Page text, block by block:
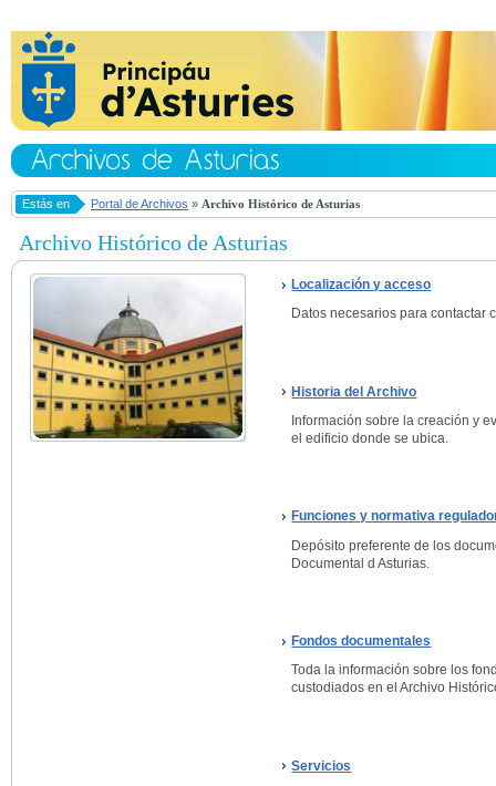
Estás en Portal de Archivos » Archivo Histórico de Asturias
Archivo Histórico de Asturias
Localización y acceso
Datos necesarios para contactar
Historia del Archivo
Información sobre la creación y
el edificio donde se ubica.
Funciones y normativa
Depósito preferente de los
Documental d Asturias.
Fondos documentales
Toda la información sobre los
custodiados en el Archivo
Servicios